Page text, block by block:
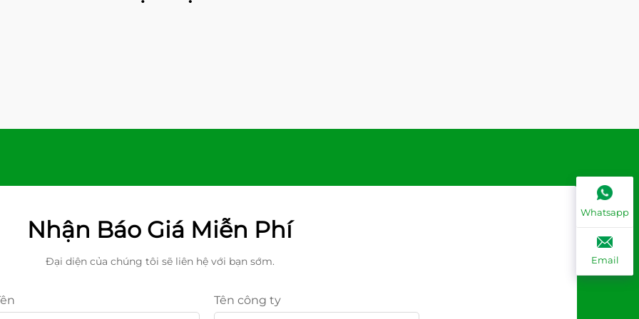
Nhận Báo Giá Miễn Phí
Đại diện của chúng tôi sẽ liên hệ với bạn sớm.
Tên công ty
Whatsapp
Email